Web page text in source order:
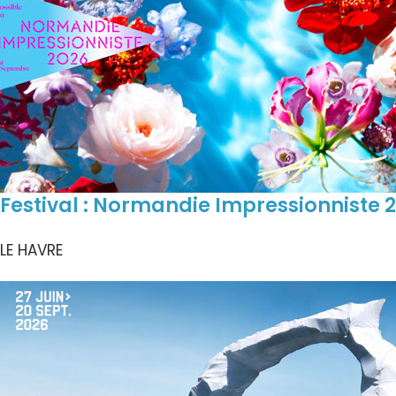
Festival : Normandie Impressionniste
LE HAVRE